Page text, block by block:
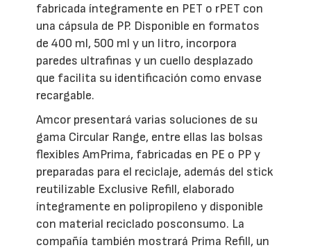
fabricada íntegramente en PET o rPET con
una cápsula de PP. Disponible en formatos
de 400 ml, 500 ml y un litro, incorpora
paredes ultrafinas y un cuello desplazado
que facilita su identificación como envase
recargable.
Amcor presentará varias soluciones de su
gama Circular Range, entre ellas las bolsas
flexibles AmPrima, fabricadas en PE o PP y
preparadas para el reciclaje, además del stick
reutilizable Exclusive Refill, elaborado
íntegramente en polipropileno y disponible
con material reciclado posconsumo. La
compañía también mostrará Prima Refill, un